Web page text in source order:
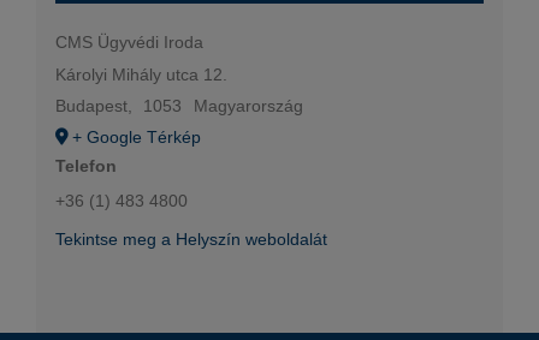
CMS Ügyvédi Iroda
Károlyi Mihály utca 12.
Budapest, 1053
Magyarország
+ Google Térkép
Telefon
+36 (1) 483 4800
Tekintse meg a Helyszín weboldalát